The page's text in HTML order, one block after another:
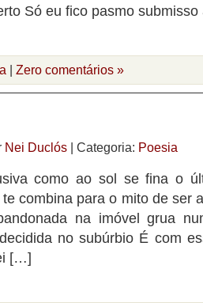
Só eu fico pasmo
| Zero comentários »
Nei Duclós | Categoria: Poesia
como ao sol se fina o
combina para o mito de ser
na imóvel grua
no subúrbio É com
[…]